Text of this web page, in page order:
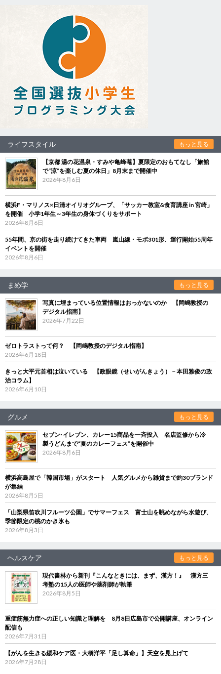
ライフスタイル もっと見る
【京都 湯の花温泉・すみや亀峰菴】夏限定のおもてなし「旅館
で“涼”を楽しむ夏の休日」8月末まで開催中
2026年8月6日
横浜F・マリノス×日清オイリオグループ、「サッカー教室&食育講座 in 宮崎」
を開催 小学1年生～3年生の身体づくりをサポート
2026年8月6日
55年間、京の街を走り続けてきた車両 嵐山線・モボ301形、運行開始55周年
イベントを開催
2026年8月6日
まめ学 もっと見る
写真に埋まっている位置情報はおっかないのか 【岡嶋教授の
デジタル指南】
2026年7月22日
ゼロトラストって何？ 【岡嶋教授のデジタル指南】
2026年6月18日
きっと大平元首相は泣いている 【政眼鏡（せいがんきょう）－本田雅俊の政
治コラム】
2026年6月10日
グルメ もっと見る
セブン‐イレブン、カレー15商品を一斉投入 名店監修から冷
製うどんまで“夏のカレーフェス”を開催中
2026年8月6日
横浜高島屋で「韓国市場」がスタート 人気グルメから雑貨まで約30ブランド
が集結
2026年8月5日
「山梨県笛吹川フルーツ公園」でサマーフェス 富士山を眺めながら水遊び、
季節限定の桃のかき氷も
2026年8月3日
ヘルスケア もっと見る
現代書林から新刊『こんなときには、まず、漢方！』 漢方三
考塾の15人の医師や薬剤師が執筆
2026年8月5日
重症筋無力症への正しい知識と理解を 8月8日広島市で公開講座、オンライン
配信も
2026年7月31日
【がんを生きる緩和ケア医・大橋洋平「足し算命」】天空を見上げて
2026年7月28日